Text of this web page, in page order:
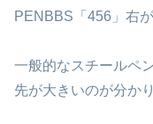
PENBBS「456」右
一般的なスチールペ
先が大きいのが分か